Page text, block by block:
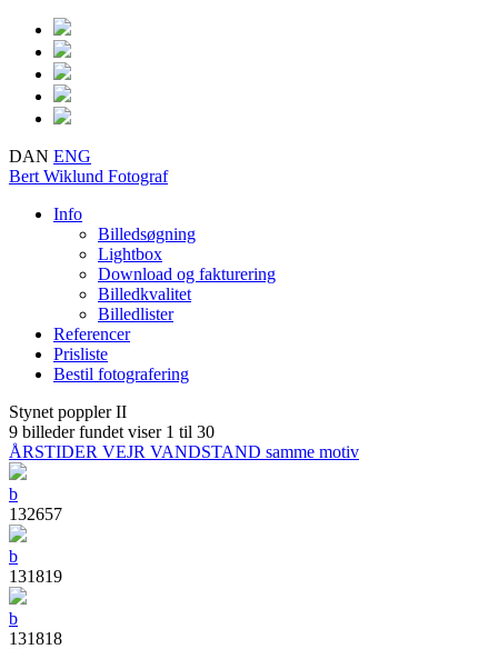
DAN ENG
Bert Wiklund Fotograf
Info
Billedsøgning
Lightbox
Download og fakturering
Billedkvalitet
Billedlister
Referencer
Prisliste
Bestil fotografering
Stynet poppler II
9 billeder fundet viser 1 til 30
ÅRSTIDER VEJR VANDSTAND samme motiv
b
132657
b
131819
b
131818